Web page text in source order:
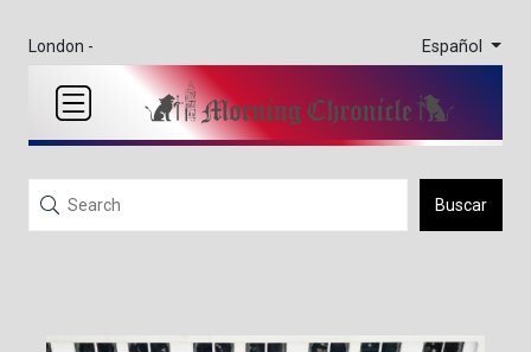
London - Español
Buscar